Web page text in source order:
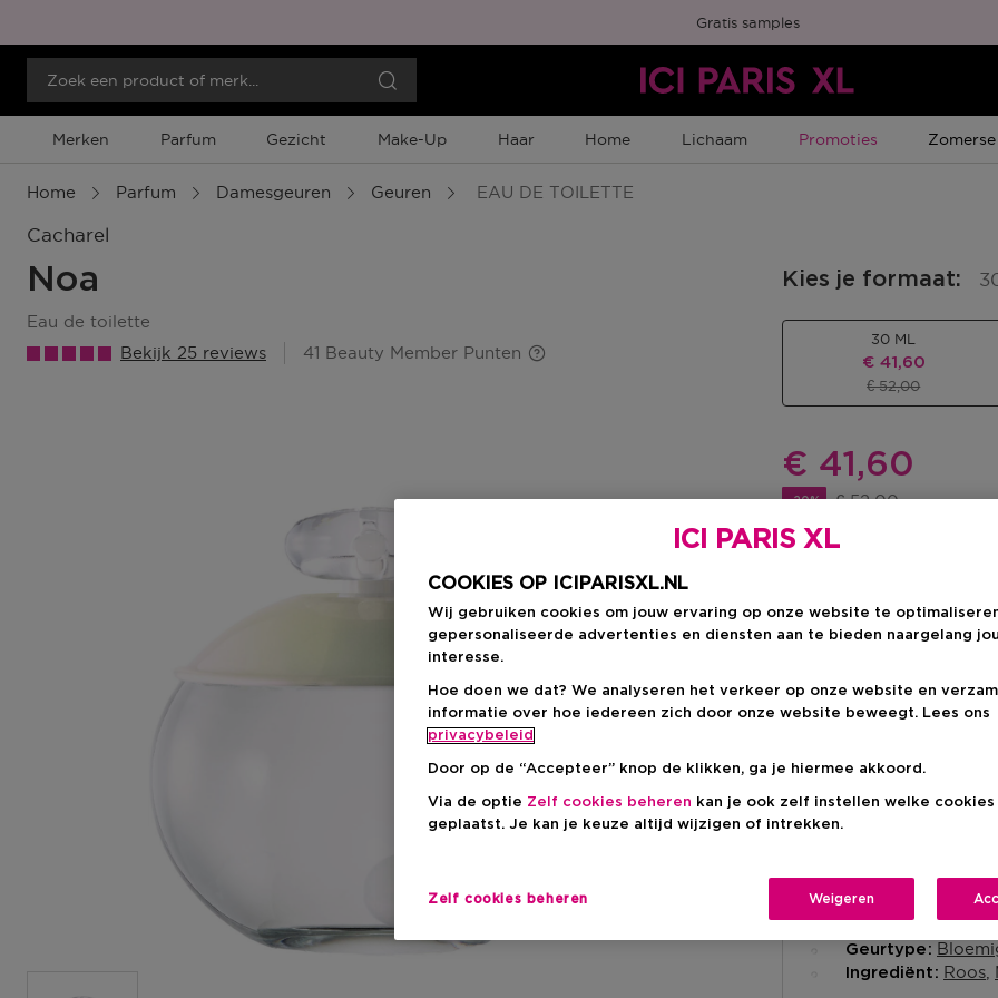
Gratis samples
Merken Parfum Gezicht Make-Up Haar Home Lichaam Tijdelijke Promotie
Promoties Tijdelijke
Home Parfum Damesgeuren Geuren EAU DE TOILETTE
Cacharel
Noa
eau de toilette
Bekijk 25 reviews
41 Beauty Member Punten
Kies je formaat:
30 ML
Kortingsprijs
€ 41,60
Productprijs
€ 52,00
Kortingsprijs
€ 41,60
-20% Productprijs
€ 52,00
Op voorraad
Ophalen in een
Selecteer een
Korte
Liquid
Geurtype
Ingrediënt Roos
ICI PARIS XL
COOKIES OP ICIPARISXL.NL
Wij gebruiken cookies om jouw ervaring op onze website te
gepersonaliseerde advertenties en diensten aan te bieden naargelang
interesse.
Hoe doen we dat? We analyseren het verkeer op onze website en
informatie over hoe iedereen zich door onze website beweegt. Lees ons
privacybeleid
Door op de “Accepteer” knop de klikken, ga je hiermee akkoord.
Via de optie Zelf cookies beheren kan je ook zelf instellen welke cookies
geplaatst. Je kan je keuze altijd wijzigen of intrekken.
Zelf cookies beheren Weigeren